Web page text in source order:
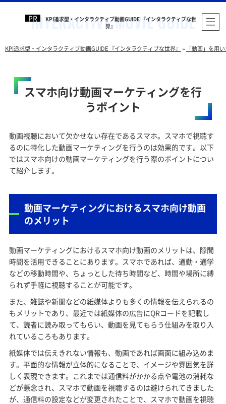
KPI追求型・インタラクティブ動画GUIDE 『インタラクティブな世
界』
KPI追求型・インタラクティブ動画GUIDE 『インタラクティブな世界』 » 「動画」を用
スマホ向け動画マーケティングを行
うポイント
動画視聴において欠かせない存在であるスマホ。スマホで視聴す
るのに特化した動画マーケティングを行うのは効果的です。以下
ではスマホ向けの動画マーケティングを行う際のポイントについ
て紹介します。
動画マーケティングにおけるスマホ向け動画
のメリット
動画マーケティングにおけるスマホ向け動画のメリットは、隙間
時間を活用できることにあります。スマホであれば、通勤・通学
などの移動時間や、ちょっとした待ち時間など、時間や場所に縛
られず手軽に視聴することが可能です。
また、雑誌や新聞などの紙媒体よりも多くの情報を伝えられるの
もメリットであり、最近では紙媒体の広告にQRコードを記載し
て、読者に読み取ってもらい、動画を見てもらう仕組みを取り入
れているころもあります。
紙媒体では伝えきれない情報も、動画であれば画面に組み込めま
す。平面的な情報が立体的になることで、イメージや雰囲気を詳
しく表現できます。これまでは通信料がかかる点や電池の消耗な
どが懸念され、スマホで動画を視聴するのは避けられてきました
が、通信料の設定などが変更されたことで、スマホで動画を視聴